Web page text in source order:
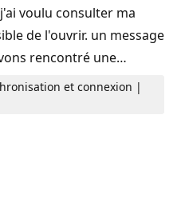
voulu consulter ma
de l'ouvrir. un message
rencontré une…
et connexion |